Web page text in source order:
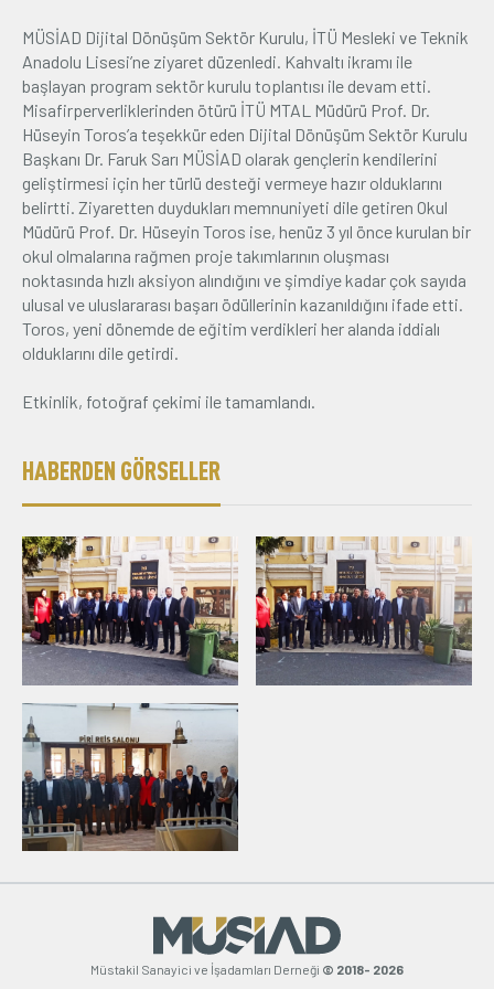
Üyelik
E-İşlemler
İletişim Hakkımızda Galeri
MÜSİAD Dijital Dönüşüm Sektör Kurulu, İTÜ Mesleki ve Teknik
Anadolu Lisesi’ne ziyaret düzenledi. Kahvaltı ikramı ile
başlayan program sektör kurulu toplantısı ile devam etti.
Misafirperverliklerinden ötürü İTÜ MTAL Müdürü Prof. Dr.
Hüseyin Toros’a teşekkür eden Dijital Dönüşüm Sektör Kurulu
Başkanı Dr. Faruk Sarı MÜSİAD olarak gençlerin kendilerini
geliştirmesi için her türlü desteği vermeye hazır olduklarını
belirtti. Ziyaretten duydukları memnuniyeti dile getiren Okul
Müdürü Prof. Dr. Hüseyin Toros ise, henüz 3 yıl önce kurulan bir
okul olmalarına rağmen proje takımlarının oluşması
noktasında hızlı aksiyon alındığını ve şimdiye kadar çok sayıda
ulusal ve uluslararası başarı ödüllerinin kazanıldığını ifade etti.
Toros, yeni dönemde de eğitim verdikleri her alanda iddialı
olduklarını dile getirdi.
Etkinlik, fotoğraf çekimi ile tamamlandı.
HABERDEN GÖRSELLER
Müstakil Sanayici ve İşadamları Derneği © 2018- 2026